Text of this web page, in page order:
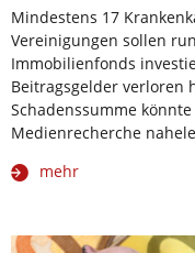
Mindestens 17
Vereinigungen sollen
Immobilienfonds
Beitragsgelder verloren
Schadenssumme
Medienrecherche
mehr